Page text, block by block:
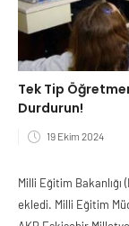
Tek Tip
Durdurun!
19 Ekim 2024
Milli Eğitim Bakanlığı
ekledi. Milli Eğitim